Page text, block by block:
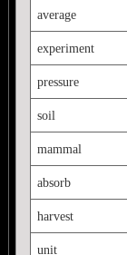
average
experiment
pressure
soil
mammal
absorb
harvest
unit